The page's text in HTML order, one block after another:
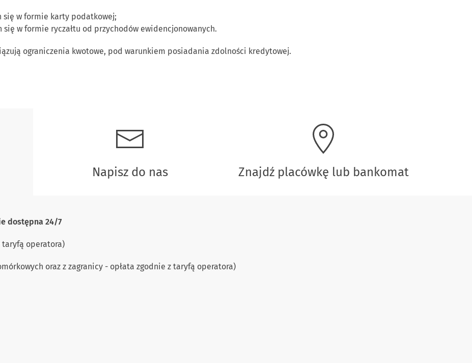
się w formie karty podatkowej;
w formie ryczałtu od przychodów ewidencjonowanych.
ograniczenia kwotowe, pod warunkiem posiadania zdolności kredytowej.
Napisz do nas Znajdź placówkę lub bankomat
dostępna 24/7
taryfą operatora)
oraz z zagranicy - opłata zgodnie z taryfą operatora)